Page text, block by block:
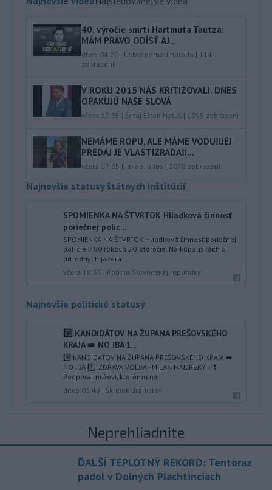
40.⁠ ⁠výročie smrti Hartmuta Tautza:
MÁM PRÁVO ODÍSŤ AJ...
dnes 04:20 | Ústav pamäti národa | 114
zobrazení
V ROKU 2015 NÁS KRITIZOVALI. DNES
OPAKUJÚ NAŠE SLOVÁ
včera 17:35 | Šutaj Eštok Matúš | 1095 zobrazení
NEMÁME ROPU, ALE MÁME VODU‼️JEJ
PREDAJ JE VLASTIZRADA‼️...
včera 17:05 |Jakab Július | 2078 zobrazení
Najnovšie statusy štátnych inštitúcií
SPOMIENKA NA ŠTVRTOK Hliadková činnosť
poriečnej políc...
SPOMIENKA NA ŠTVRTOK Hliadková činnosť poriečnej
polície v 80 rokoch 20. storočia. Na kúpaliskách a
prírodných jazerá...
včera 18:35 | Polícia Slovenskej republiky
Najnovšie politické statusy
9️⃣ KANDIDÁTOV NA ŽUPANA PREŠOVSKÉHO
KRAJA ➡️ NO IBA 1️...
9️⃣ KANDIDÁTOV NA ŽUPANA PREŠOVSKÉHO KRAJA ➡️
NO IBA 1️⃣. ZDRAVÁ VOĽBA - MILAN MAJERSKÝ ✅️❗️
Podpora mužovi, ktorému na ...
dnes 03:49 | Škripek Branislav
Neprehliadnite
ĎALŠÍ TEPLOTNÝ REKORD: Tentoraz
padol v Dolných Plachtinciach